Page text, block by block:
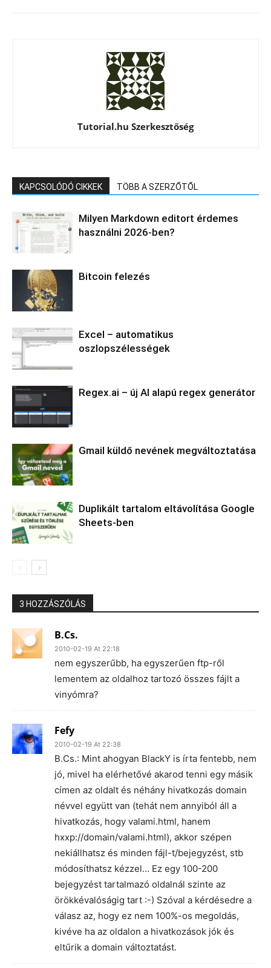
Tutorial.hu Szerkesztőség
KAPCSOLÓDÓ CIKKEK TÖBB A SZERZŐTŐL
Milyen Markdown editort érdemes
használni 2026-ben?
Bitcoin felezés
Excel – automatikus
oszlopszélességek
Regex.ai – új AI alapú regex generátor
Gmail küldő nevének megváltoztatása
Duplikált tartalom eltávolítása Google
Sheets-ben
3 HOZZÁSZÓLÁS
B.Cs.
2010-02-19 At 22:18
nem egyszerűbb, ha egyszerűen ftp-ről
lementem az oldalhoz tartozó összes fájlt a
vinyómra?
Fefy
2010-02-19 At 22:38
B.Cs.: Mint ahogyan BlackY is írta fentebb, nem
jó, mivel ha elérhetővé akarod tenni egy másik
címen az oldalt és néhány hivatkozás domain
névvel együtt van (tehát nem annyiból áll a
hivatkozás, hogy valami.html, hanem
hxxp://domain/valami.html), akkor szépen
nekiállhatsz és minden fájl-t/bejegyzést, stb
módosíthatsz kézzel… Ez egy 100-200
bejegyzést tartalmazó oldalnál szinte az
örökkévalóságig tart :-) Szóval a kérdésedre a
válasz az, hogy ez nem 100%-os megoldás,
kivéve ha az oldalon a hivatkozások jók és
eltűrik a domain változtatást.